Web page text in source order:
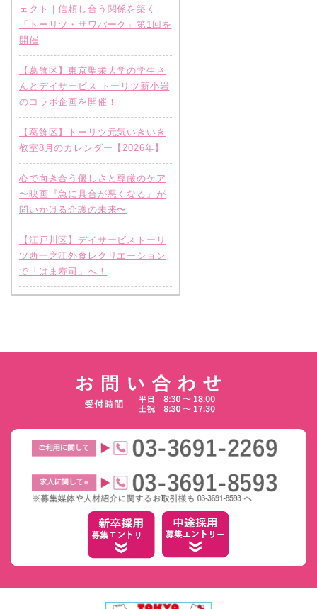
ェクト｜信頼し合う関係を築く
「トーリツ・サワパーク」第1回を
開催
【葛飾区】東京聖栄大学の学生さ
んとデイサービス トーリツ新小岩
のコラボ企画を開催！
【葛飾区】トーリツ元気いきいき
教室8月のカレンダー【2026年】
心で向き合う優しさと尊厳のケア
〜映画『急に具合が悪くなる』が
問いかける介護の未来〜
【江戸川区】デイサービストーリ
ツ西一之江外食レクリエーション
で「はま寿司」へ！